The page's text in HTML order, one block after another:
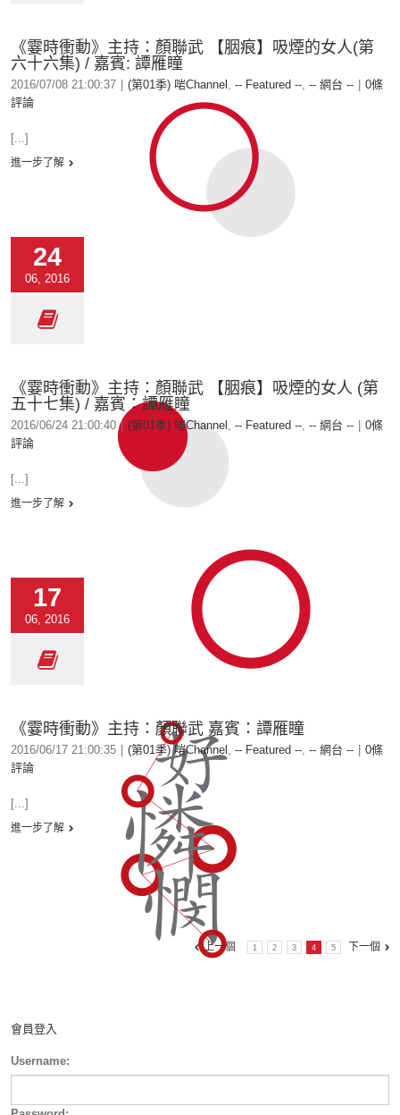
《霎時衝動》主持：顏聯武 【胭痕】吸煙的女人(第
六十六集) / 嘉賓: 譚雁瞳
2016/07/08 21:00:37 (第01季) 啱Channel , -- Featured --, -- 網台 --
0條
評論
[...]
進一步了解
24
06, 2016
《霎時衝動》主持：顏聯武 【胭痕】吸煙的女人 (第
五十七集) / 嘉賓：譚雁瞳
2016/06/24 21:00:40 | (第01季) 啱Channel , -- Featured --, -- 網台 --
0條
評論
[...]
進一步了解
17
06, 2016
《霎時衝動》主持：顏聯武 嘉賓：譚雁瞳
2016/06/17 21:00:35 (第01季) 啱Channel , -- Featured --, -- 網台 --
0條
評論
[...]
進一步了解
上一個 1 2 3 4 5 下一個
會員登入
Username: